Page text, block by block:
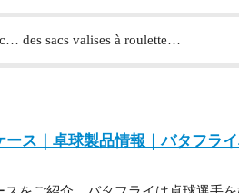
des sacs valises à roulette…
ース｜卓球製品情報｜バタフラ